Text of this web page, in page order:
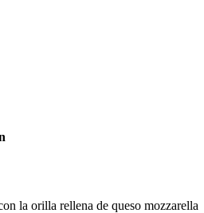
la orilla rellena de queso mozzarella